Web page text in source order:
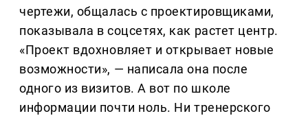
чертежи, общалась с проектировщиками,
показывала в соцсетях, как растет центр.
«Проект вдохновляет и открывает новые
возможности», — написала она после
одного из визитов. А вот по школе
информации почти ноль. Ни тренерского